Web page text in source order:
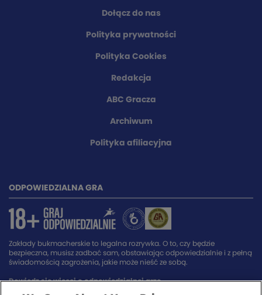
Dołącz do nas
Polityka prywatności
Polityka Cookies
Redakcja
ABC Gracza
Archiwum
Polityka afiliacyjna
ODPOWIEDZIALNA GRA
Zakłady bukmacherskie to legalna rozrywka. O to, czy będzie
bezpieczna, musisz zadbać sam, obstawiając odpowiedzialnie i z pełną
świadomością zagrożenia, jakie może nieść ze sobą.
Dowiedz się więcej o odpowiedzialnej grze.